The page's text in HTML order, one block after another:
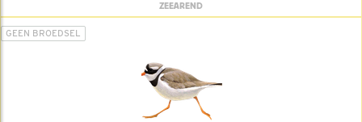
ZEEAREND
GEEN BROEDSEL